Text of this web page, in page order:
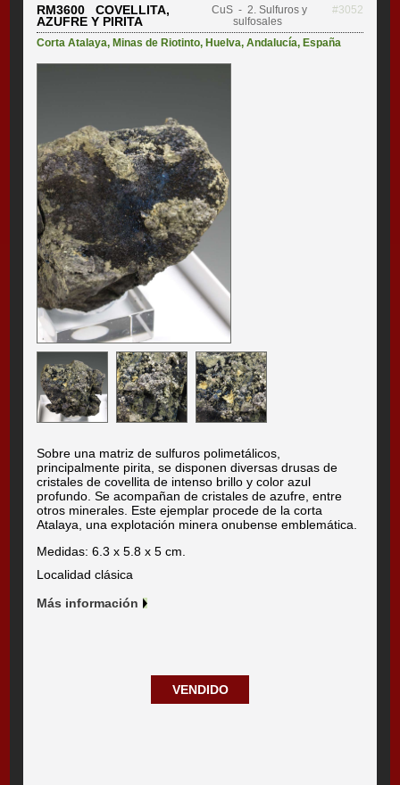
RM3600 COVELLITA,
AZUFRE Y PIRITA
CuS- 2. Sulfuros y
sulfosales
#3052
Corta Atalaya,Minas de Riotinto,Huelva,Andalucía,España
Sobre una matriz de sulfuros polimetálicos,
principalmente pirita, se disponen diversas drusas de
cristales de covellita de intenso brillo y color azul
profundo. Se acompañan de cristales de azufre, entre
otros minerales. Este ejemplar procede de la corta
Atalaya, una explotación minera onubense emblemática.
Medidas: 6.3 x 5.8 x 5 cm.
Localidad clásica
Más información
VENDIDO